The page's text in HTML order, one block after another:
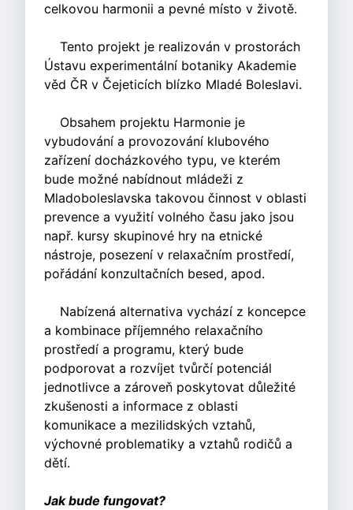
celkovou harmonii a pevné místo v životě.
Tento projekt je realizován v prostorách
Ústavu experimentální botaniky Akademie
věd ČR v Čejeticích blízko Mladé Boleslavi.
Obsahem projektu Harmonie je
vybudování a provozování klubového
zařízení docházkového typu, ve kterém
bude možné nabídnout mládeži z
Mladoboleslavska takovou činnost v oblasti
prevence a využití volného času jako jsou
např. kursy skupinové hry na etnické
nástroje, posezení v relaxačním prostředí,
pořádání konzultačních besed, apod.
Nabízená alternativa vychází z koncepce
a kombinace příjemného relaxačního
prostředí a programu, který bude
podporovat a rozvíjet tvůrčí potenciál
jednotlivce a zároveň poskytovat důležité
zkušenosti a informace z oblasti
komunikace a mezilidských vztahů,
výchovné problematiky a vztahů rodičů a
dětí.
Jak bude fungovat?